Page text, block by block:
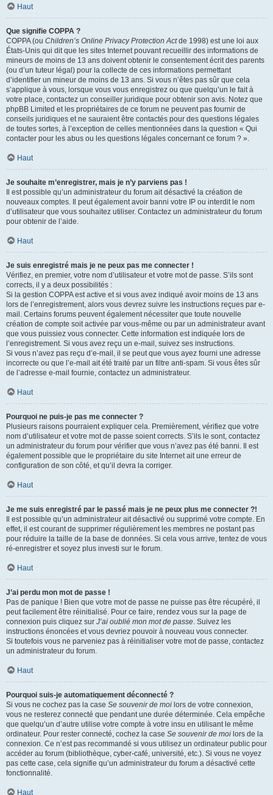
Haut
Que signifie COPPA ?
COPPA (ou Children’s Online Privacy Protection Actde 1998) est une loi aux
États-Unis qui dit que les sites Internet pouvant recueillir des informations de
mineurs de moins de 13 ans doivent obtenir le consentement écrit des parents
(ou d’un tuteur légal) pour la collecte de ces informations permettant
d’identifier un mineur de moins de 13 ans. Si vous n’êtes pas sûr que cela
s’applique à vous, lorsque vous vous enregistrez ou que quelqu’un le fait à
votre place, contactez un conseiller juridique pour obtenir son avis. Notez que
phpBB Limited et les propriétaires de ce forum ne peuvent pas fournir de
conseils juridiques et ne sauraient être contactés pour des questions légales
de toutes sortes, à l’exception de celles mentionnées dans la question « Qui
contacter pour les abus ou les questions légales concernant ce forum ? ».
Haut
Je souhaite m’enregistrer, mais je n’y parviens pas !
Il est possible qu’un administrateur du forum ait désactivé la création de
nouveaux comptes. Il peut également avoir banni votre IP ou interdit le nom
d’utilisateur que vous souhaitez utiliser. Contactez un administrateur du forum
pour obtenir de l’aide.
Haut
Je suis enregistré mais je ne peux pas me connecter !
Vérifiez, en premier, votre nom d’utilisateur et votre mot de passe. S’ils sont
corrects, il y a deux possibilités :
Si la gestion COPPA est active et si vous avez indiqué avoir moins de 13 ans
lors de l’enregistrement, alors vous devrez suivre les instructions reçues par e-
mail. Certains forums peuvent également nécessiter que toute nouvelle
création de compte soit activée par vous-même ou par un administrateur avant
que vous puissiez vous connecter. Cette information est indiquée lors de
l’enregistrement. Si vous avez reçu un e-mail, suivez ses instructions.
Si vous n’avez pas reçu d’e-mail, il se peut que vous ayez fourni une adresse
incorrecte ou que l’e-mail ait été traité par un filtre anti-spam. Si vous êtes sûr
de l’adresse e-mail fournie, contactez un administrateur.
Haut
Pourquoi ne puis-je pas me connecter ?
Plusieurs raisons pourraient expliquer cela. Premièrement, vérifiez que votre
nom d’utilisateur et votre mot de passe soient corrects. S’ils le sont, contactez
un administrateur du forum pour vérifier que vous n’avez pas été banni. Il est
également possible que le propriétaire du site Internet ait une erreur de
configuration de son côté, et qu’il devra la corriger.
Haut
Je me suis enregistré par le passé mais je ne peux plus me connecter ?!
Il est possible qu’un administrateur ait désactivé ou supprimé votre compte. En
effet, il est courant de supprimer régulièrement les membres ne postant pas
pour réduire la taille de la base de données. Si cela vous arrive, tentez de vous
ré-enregistrer et soyez plus investi sur le forum.
Haut
J’ai perdu mon mot de passe !
Pas de panique ! Bien que votre mot de passe ne puisse pas être récupéré, il
peut facilement être réinitialisé. Pour ce faire, rendez vous sur la page de
connexion puis cliquez sur J’ai oublié mon mot de passe. Suivez les
instructions énoncées et vous devriez pouvoir à nouveau vous connecter.
Si toutefois vous ne parveniez pas à réinitialiser votre mot de passe, contactez
un administrateur du forum.
Haut
Pourquoi suis-je automatiquement déconnecté ?
Si vous ne cochez pas la case Se souvenir de moi lors de votre connexion,
vous ne resterez connecté que pendant une durée déterminée. Cela empêche
que quelqu’un d’autre utilise votre compte à votre insu en utilisant le même
ordinateur. Pour rester connecté, cochez la case Se souvenir de moi lors de la
connexion. Ce n’est pas recommandé si vous utilisez un ordinateur public pour
accéder au forum (bibliothèque, cyber-café, université, etc.). Si vous ne voyez
pas cette case, cela signifie qu’un administrateur du forum a désactivé cette
fonctionnalité.
Haut